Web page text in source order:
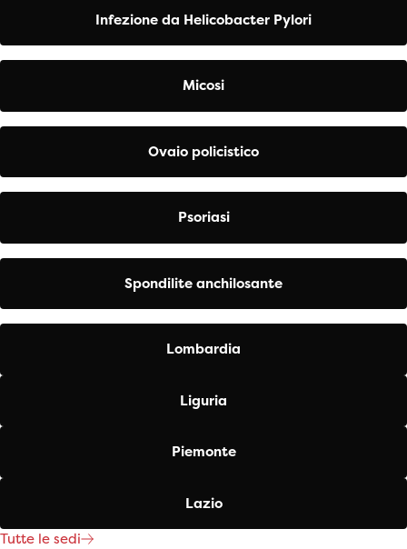
Infezione da Helicobacter Pylori
Micosi
Ovaio policistico
Psoriasi
Spondilite anchilosante
Lombardia
Liguria
Piemonte
Lazio
Tutte le sedi